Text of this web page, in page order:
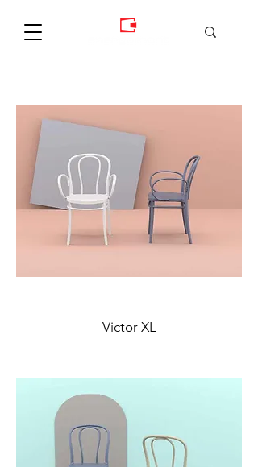
Victor XL